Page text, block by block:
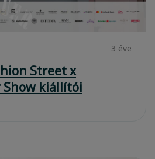
3 éve
Street x
Show kiállítói